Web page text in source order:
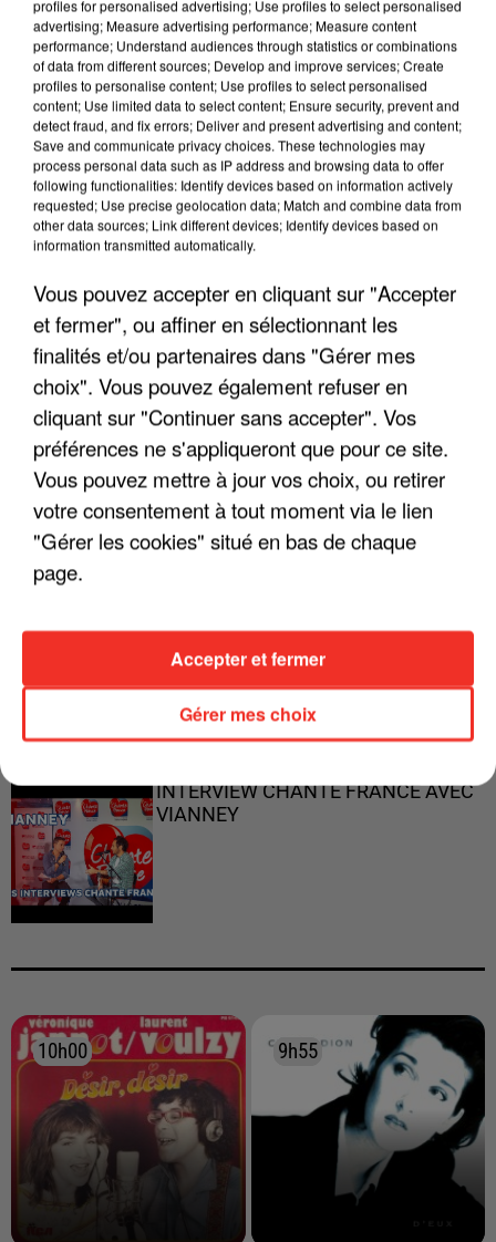
LES INTERVIEWS CHANTE
FRANCE
Voir plus
"JE SUIS À DISPOSITION DES
ENFOIRÉS"
"ON A TOUS LE TRAC"
"ON N'EST PAS DES PARENTS
PARFAITS"
CALOGERO
INTERVIEW CHANTE FRANCE AVEC
VIANNEY
10h00
10h00 9h55
9h55
profiles for personalised advertising; Use profiles to select personalised
advertising; Measure advertising performance; Measure content
performance; Understand audiences through statistics or combinations
of data from different sources; Develop and improve services; Create
profiles to personalise content; Use profiles to select personalised
content; Use limited data to select content; Ensure security, prevent and
detect fraud, and fix errors; Deliver and present advertising and content;
Save and communicate privacy choices. These technologies may
process personal data such as IP address and browsing data to offer
following functionalities: Identify devices based on information actively
requested; Use precise geolocation data; Match and combine data from
other data sources; Link different devices; Identify devices based on
information transmitted automatically.
Vous pouvez accepter en cliquant sur "Accepter
et fermer", ou affiner en sélectionnant les
finalités et/ou partenaires dans "Gérer mes
choix". Vous pouvez également refuser en
cliquant sur "Continuer sans accepter". Vos
préférences ne s'appliqueront que pour ce site.
Vous pouvez mettre à jour vos choix, ou retirer
votre consentement à tout moment via le lien
"Gérer les cookies" situé en bas de chaque
page.
Gérer mes choix
Accepter et fermer